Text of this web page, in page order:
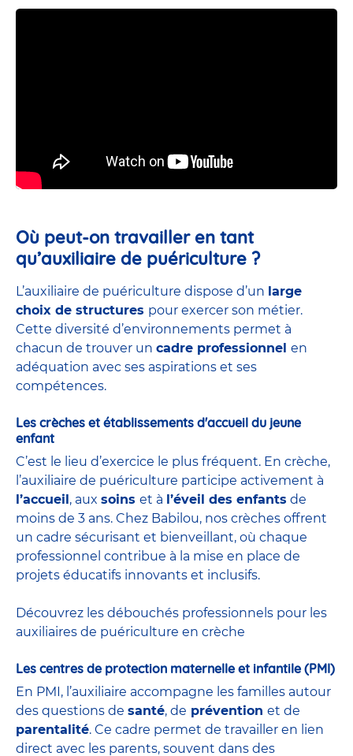
Où peut-on travailler en tant
qu’auxiliaire de puériculture ?
L’auxiliaire de puériculture dispose d’un large
choix de structures pour exercer son métier.
Cette diversité d’environnements permet à
chacun de trouver un cadre professionnel en
adéquation avec ses aspirations et ses
compétences.
Les crèches et établissements d'accueil du jeune
enfant
C’est le lieu d’exercice le plus fréquent. En crèche,
l’auxiliaire de puériculture participe activement à
l’accueil , aux soins et à l’éveil des enfants de
moins de 3 ans. Chez Babilou, nos crèches offrent
un cadre sécurisant et bienveillant, où chaque
professionnel contribue à la mise en place de
projets éducatifs innovants et inclusifs.
Découvrez les débouchés professionnels pour les
auxiliaires de puériculture en crèche
Les centres de protection maternelle et infantile (PMI)
En PMI, l’auxiliaire accompagne les familles autour
des questions de santé, de prévention et de
parentalité. Ce cadre permet de travailler en lien
direct avec les parents, souvent dans des